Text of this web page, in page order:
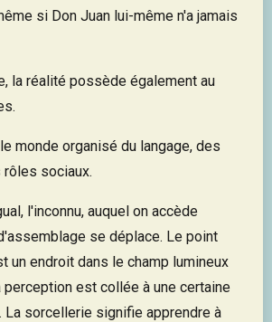
si Don Juan lui-même n'a jamais
la réalité possède également au
monde organisé du langage, des
sociaux.
l'inconnu, auquel on accède
se déplace. Le point
un endroit dans le champ lumineux
perception est collée à une certaine
La sorcellerie signifie apprendre à